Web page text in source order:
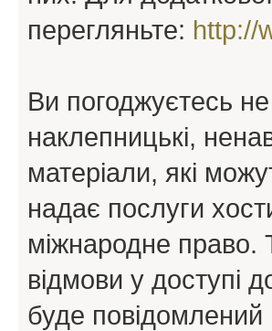
перегляньте: http://
Ви погоджуєтесь
наклепницькі,
матеріали, які
надає послуги
міжнародне право.
відмови у доступі
буде